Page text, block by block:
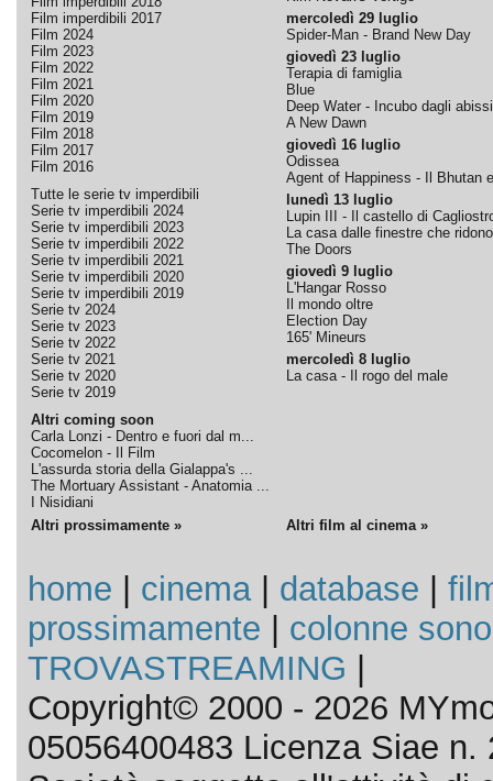
Film imperdibili 2017
Film 2024
Film 2023
Film 2022
Film 2021
Film 2020
Film 2019
Film 2018
Film 2017
Film 2016
Tutte le serie tv imperdibili
Serie tv imperdibili 2024
Serie tv imperdibili 2023
Serie tv imperdibili 2022
Serie tv imperdibili 2021
Serie tv imperdibili 2020
Serie tv imperdibili 2019
Serie tv 2024
Serie tv 2023
Serie tv 2022
Serie tv 2021
Serie tv 2020
Serie tv 2019
Altri coming soon
Carla Lonzi - Dentro e fuori dal m...
Cocomelon - Il Film
L'assurda storia della Gialappa's ...
The Mortuary Assistant - Anatomia ...
I Nisidiani
mercoledì 29 luglio
Spider-Man - Brand New Day
giovedì 23 luglio
Terapia di famiglia
Blue
Deep Water - Incubo dagli abissi
A New Dawn
giovedì 16 luglio
Odissea
Agent of Happiness - Il Bhutan
lunedì 13 luglio
Lupin III - Il castello di
La casa dalle finestre che ridono
The Doors
giovedì 9 luglio
L'Hangar Rosso
Il mondo oltre
Election Day
165' Mineurs
mercoledì 8 luglio
La casa - Il rogo del male
Altri prossimamente » Altri film al cinema »
home cinema| database
prossimamente
colonne
TROVASTREAMING
Copyright© 2000 - 2026
05056400483 Licenza Siae n.